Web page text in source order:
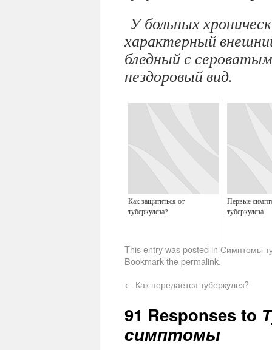
У больных
характерный
бледный с
нездоровый вид.
Как защититься от
туберкулеза?
Первые
туберкулеза
This entry was posted in Симптомы
Bookmark thepermalink.
← Как передается туберкулез?
91 Responses to
симптомы